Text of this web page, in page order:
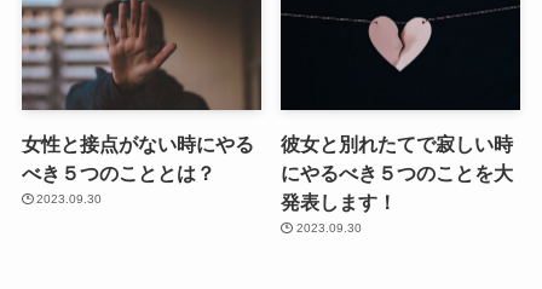
女性と接点がない時にやる
べき５つのこととは？
2023.09.30
彼女と別れたてで寂しい時
にやるべき５つのことを大
発表します！
2023.09.30